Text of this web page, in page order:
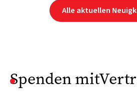
Alle aktuellen
Spenden